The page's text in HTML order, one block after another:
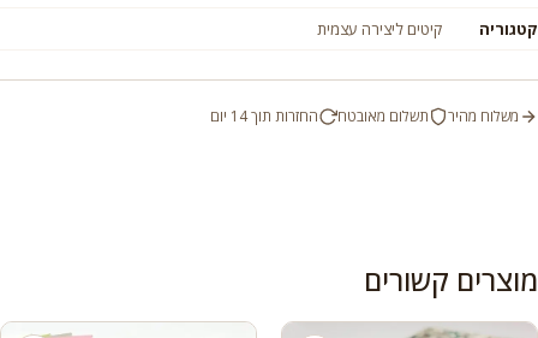
קטגוריה
קיטים ליצירה עצמית
משלוח מהיר תשלום מאובטח החזרות תוך 14 יום
מוצרים קשורים